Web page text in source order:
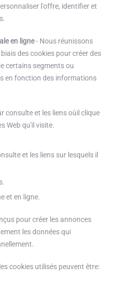
l'offre, identifier et
en ligne- Nous réunissons
des cookies pour créer des
certains segments ou
en fonction des informations
consulte et les liens oùil clique
Web qu'il visite.
et les liens sur lesquels il
et en ligne.
pour créer les annonces
les données qui
cookies utilisés peuvent être: